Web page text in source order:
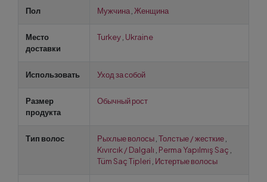
Пол Мужчина Женщина
Место
доставки
Turkey Ukraine
Использовать Уход за собой
Размер
продукта
Обычный рост
Тип волос Рыхлые волосы Толстые / жесткие
Kıvırcık / Dalgalı Perma Yapılmış Saç
Tüm Saç Tipleri Истертые волосы